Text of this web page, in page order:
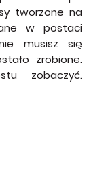
gdzie możesz
krok po
tworzone na
w postaci
musisz się
zrobione.